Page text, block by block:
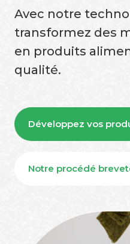
Avec notre
transformez des
en produits
qualité.
Développez vos
Notre procédé